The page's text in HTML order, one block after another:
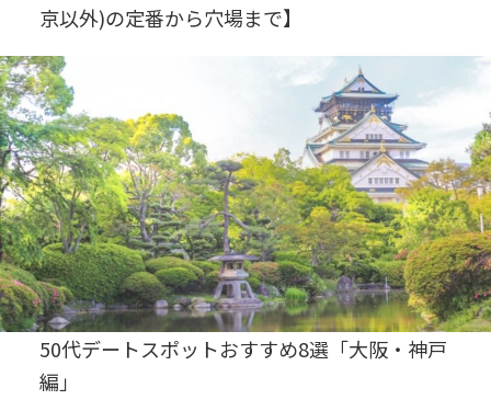
京以外)の定番から穴場まで】
50代デートスポットおすすめ8選「大阪・神戸
編」